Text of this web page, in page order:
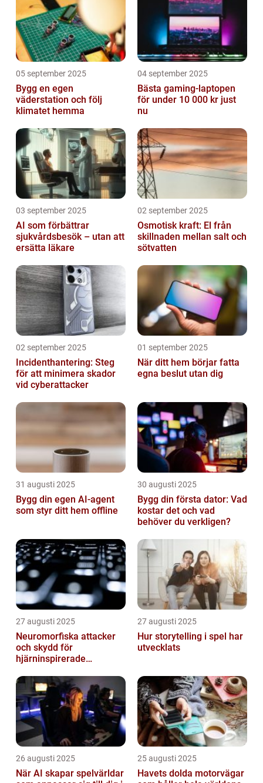
05 september 2025
Bygg en egen
väderstation och följ
klimatet hemma
04 september 2025
Bästa gaming-laptopen
för under 10 000 kr just
nu
03 september 2025
AI som förbättrar
sjukvårdsbesök – utan att
ersätta läkare
02 september 2025
Osmotisk kraft: El från
skillnaden mellan salt och
sötvatten
02 september 2025
Incidenthantering: Steg
för att minimera skador
vid cyberattacker
01 september 2025
När ditt hem börjar fatta
egna beslut utan dig
31 augusti 2025
Bygg din egen AI-agent
som styr ditt hem offline
30 augusti 2025
Bygg din första dator: Vad
kostar det och vad
behöver du verkligen?
27 augusti 2025
Neuromorfiska attacker
och skydd för
hjärninspirerade
27 augusti 2025
Hur storytelling i spel har
utvecklats
26 augusti 2025
När AI skapar spelvärldar
25 augusti 2025
Havets dolda motorvägar